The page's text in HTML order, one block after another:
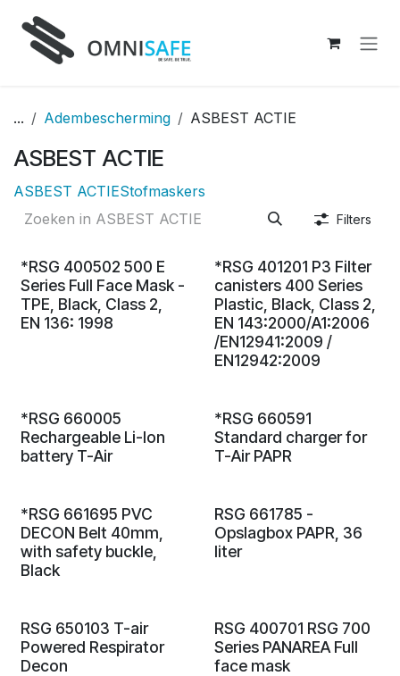
... Adembescherming ASBEST ACTIE
ASBEST ACTIE
ASBEST ACTIEStofmaskers
Filters
*RSG 400502 500 E
Series Full Face Mask -
TPE, Black, Class 2,
EN 136: 1998
*RSG 401201 P3 Filter
canisters 400 Series
Plastic, Black, Class 2,
EN 143:2000/A1:2006
/EN12941:2009 /
EN12942:2009
*RSG 660005
Rechargeable Li-Ion
battery T-Air
*RSG 660591
Standard charger for
T-Air PAPR
*RSG 661695 PVC
DECON Belt 40mm,
with safety buckle,
Black
RSG 661785 -
Opslagbox PAPR, 36
liter
RSG 650103 T-air
Powered Respirator
Decon
RSG 400701 RSG 700
Series PANAREA Full
face mask